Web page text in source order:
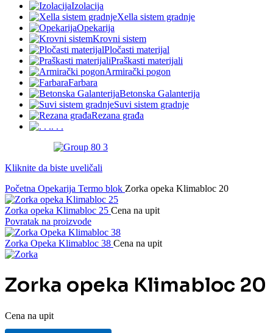
Izolacija
Xella sistem gradnje
Opekarija
Krovni sistem
Pločasti materijal
Praškasti materijali
Armirački pogon
Farbara
Betonska Galanterija
Suvi sistem gradnje
Rezana građa
. . .
Kliknite da biste uveličali
Početna Opekarija Termo blok Zorka opeka Klimabloc 20
Zorka opeka Klimabloc 25 Cena na upit
Povratak na proizvode
Zorka Opeka Klimabloc 38 Cena na upit
Zorka opeka Klimabloc 20
Cena na upit